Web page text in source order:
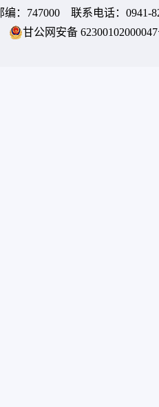
：747000 联系电话：0941-
甘公网安备